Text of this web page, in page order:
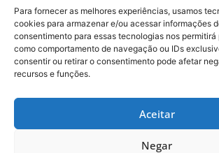
Para fornecer as melhores experiências, usamos
cookies para armazenar e/ou acessar informações
consentimento para essas tecnologias nos permitirá
como comportamento de navegação ou IDs
consentir ou retirar o consentimento pode afetar
recursos e funções.
Aceitar
Negar
equipes -, se enfrenta a partir das
sábado (04/02), no estádio Dr.
da Silva (Ressacada), em
disputa é válida pela 5ª rodada do
Catarinense Fort Atacadista 2023.
Ainda não é sócio?